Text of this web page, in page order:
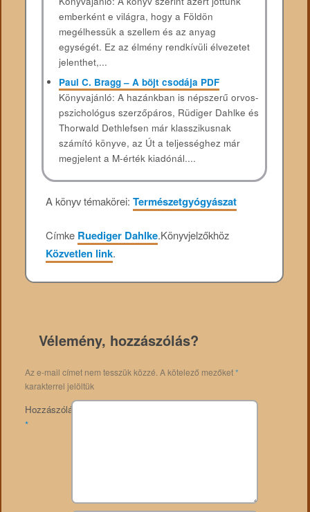
emberként e világra, hogy a Földön
megélhessük a szellem és az anyag
egységét. Ez az élmény rendkívüli élvezetet
jelenthet,...
Paul C. Bragg – A böjt csodája PDF
Könyvajánló: A hazánkban is népszerű orvos-
pszichológus szerzőpáros, Rüdiger Dahlke és
Thorwald Dethlefsen már klasszikusnak
számító könyve, az Út a teljességhez már
megjelent a M-érték kiadónál....
A könyv témakörei:Természetgyógyászat
Címke Ruediger Dahlke.Könyvjelzőkhöz
Közvetlen link.
Vélemény, hozzászólás?
Az e-mail címet nem tesszük közzé. A kötelező mezőket*
karakterrel jelöltük
Hozzászólás
*